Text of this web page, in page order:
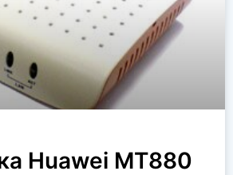
Huawei MT880